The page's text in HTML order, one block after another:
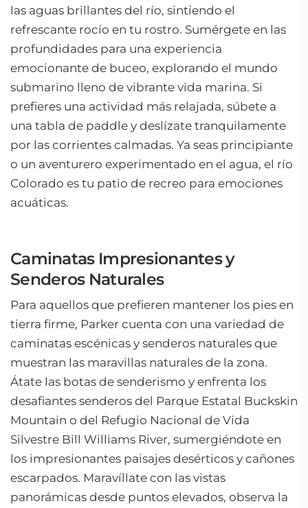
las aguas brillantes del río, sintiendo el
refrescante rocío en tu rostro. Sumérgete en las
profundidades para una experiencia
emocionante de buceo, explorando el mundo
submarino lleno de vibrante vida marina. Si
prefieres una actividad más relajada, súbete a
una tabla de paddle y deslízate tranquilamente
por las corrientes calmadas. Ya seas principiante
o un aventurero experimentado en el agua, el río
Colorado es tu patio de recreo para emociones
acuáticas.
Caminatas Impresionantes y
Senderos Naturales
Para aquellos que prefieren mantener los pies en
tierra firme, Parker cuenta con una variedad de
caminatas escénicas y senderos naturales que
muestran las maravillas naturales de la zona.
Átate las botas de senderismo y enfrenta los
desafiantes senderos del Parque Estatal Buckskin
Mountain o del Refugio Nacional de Vida
Silvestre Bill Williams River, sumergiéndote en
los impresionantes paisajes desérticos y cañones
escarpados. Maravíllate con las vistas
panorámicas desde puntos elevados, observa la